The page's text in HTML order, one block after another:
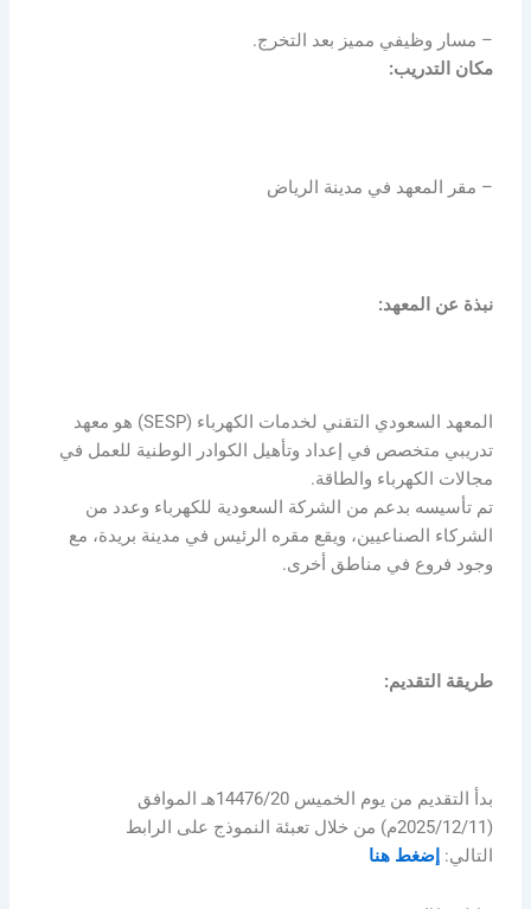
– مسار وظيفي مميز بعد التخرج.
مكان التدريب:
– مقر المعهد في مدينة الرياض
نبذة عن المعهد:
المعهد السعودي التقني لخدمات الكهرباء (SESP) هو معهد
تدريبي متخصص في إعداد وتأهيل الكوادر الوطنية للعمل في
مجالات الكهرباء والطاقة.
تم تأسيسه بدعم من الشركة السعودية للكهرباء وعدد من
الشركاء الصناعيين، ويقع مقره الرئيس في مدينة بريدة، مع
وجود فروع في مناطق أخرى.
طريقة التقديم:
بدأ التقديم من يوم الخميس 14476/20هـ الموافق
(2025/12/11م) من خلال تعبئة النموذج على الرابط
التالي:إضغط هنا